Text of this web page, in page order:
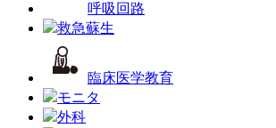
呼吸回路
救急蘇生
臨床医学教育
モニタ
外科